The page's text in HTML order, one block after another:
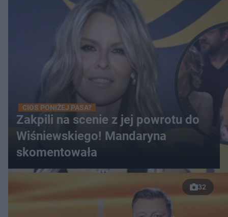
CIOS PONIŻEJ PASA?
Zakpili na scenie z jej powrotu do
Wiśniewskiego! Mandaryna
skomentowała
32